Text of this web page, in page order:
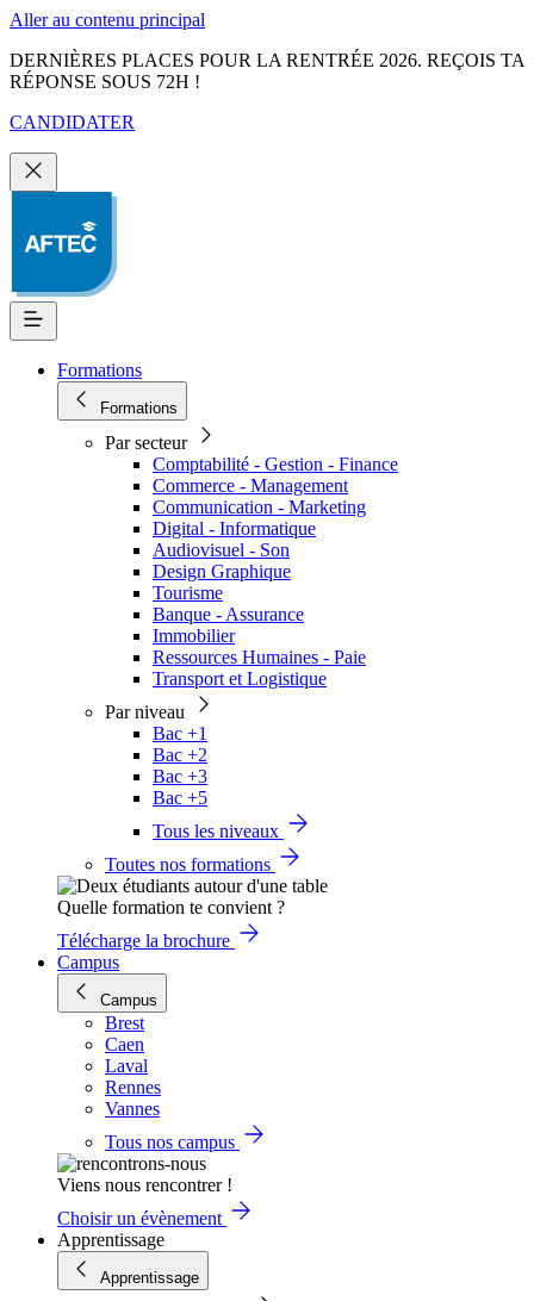
Aller au contenu principal
DERNIÈRES PLACES POUR LA RENTRÉE 2026. REÇOIS TA
RÉPONSE SOUS 72H !
CANDIDATER
Formations
Formations
Par secteur
Comptabilité - Gestion - Finance
Commerce - Management
Communication - Marketing
Digital - Informatique
Audiovisuel - Son
Design Graphique
Tourisme
Banque - Assurance
Immobilier
Ressources Humaines - Paie
Transport et Logistique
Par niveau
Bac +1
Bac +2
Bac +3
Bac +5
Tous les niveaux
Toutes nos formations
Quelle formation te convient ?
Télécharge la brochure
Campus
Campus
Brest
Caen
Laval
Rennes
Vannes
Tous nos campus
Viens nous rencontrer !
Choisir un évènement
Apprentissage
Apprentissage